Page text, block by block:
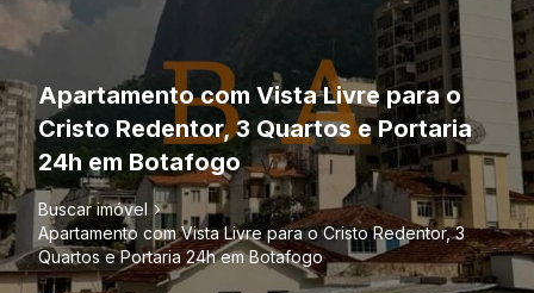
Apartamento com Vista Livre para o
Cristo Redentor, 3 Quartos e Portaria
24h em Botafogo
Buscar imóvel
Apartamento com Vista Livre para o Cristo Redentor, 3
Quartos e Portaria 24h em Botafogo